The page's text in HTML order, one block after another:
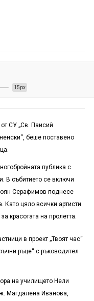
15px
СУ „Св. Паисий
беше поставено
публика с
В събитието се включи
Серафимов поднесе
Като цяло всички артисти
красотата на пролетта.
в проект „Твоят час“
ръце“ с ръководител
на училището Нели
Магдалена Иванова,